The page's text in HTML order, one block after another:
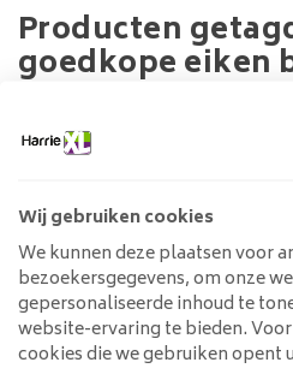
Producten
goedkope eiken
Geen producten
Klantenservice
Mijn account
Wij gebruiken cookies
We kunnen deze plaatsen voor
bezoekersgegevens, om onze
gepersonaliseerde inhoud te
website-ervaring te bieden.
cookies die we gebruiken opent